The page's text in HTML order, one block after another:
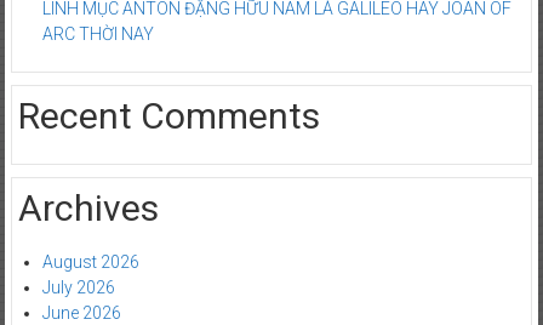
LINH MỤC ANTON ĐẶNG HỮU NAM LÀ GALILEO HAY JOAN OF
ARC THỜI NAY
Recent Comments
Archives
August 2026
July 2026
June 2026